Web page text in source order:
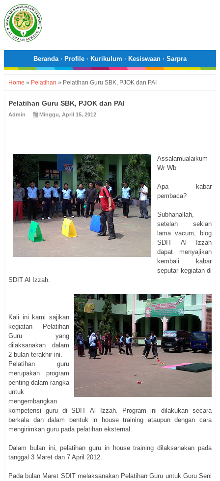
Beranda· Profile · Kurikulum · Kesiswaan · Sarpra
Home » Pelatihan » Pelatihan Guru SBK, PJOK dan PAI
Pelatihan Guru SBK, PJOK dan PAI
Admin Minggu, April 15, 2012
Assalamualaikum
Wr Wb
Apa kabar
pembaca?
Subhanallah,
setelah sekian
lama vacum, blog
SDIT Al Izzah
dapat menyajikan
kembali kabar
seputar kegiatan di
SDIT Al Izzah.
Kali ini kami sajikan
kegiatan Pelatihan
Guru yang
dilaksanakan dalam
2 bulan terakhir ini.
Pelatihan guru
merupakan program
penting dalam rangka
untuk
mengembangkan
kompetensi guru di SDIT Al Izzah. Program ini dilakukan secara
berkala dan dalam bentuk in house training ataupun dengan cara
mengirimkan guru pada pelatihan eksternal.
Dalam bulan ini, pelatihan guru in house training dilaksanakan pada
tanggal 3 Maret dan 7 April 2012.
Pada bulan Maret SDIT melaksanakan Pelatihan Guru untuk Guru Seni